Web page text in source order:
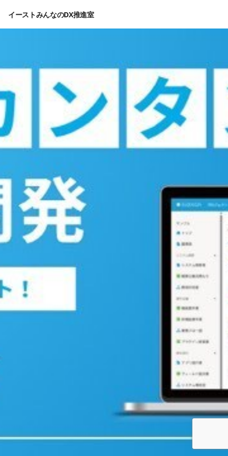
イーストみんなのDX推進室